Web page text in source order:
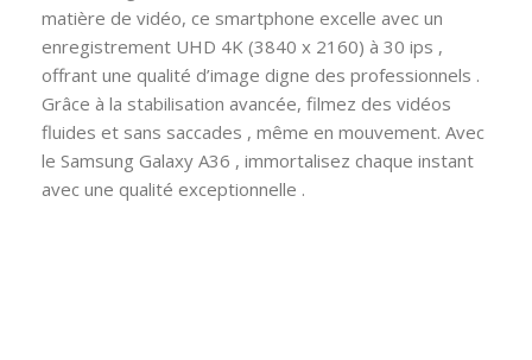
matière de vidéo, ce smartphone excelle avec un
enregistrement UHD 4K (3840 x 2160) à 30 ips ,
offrant une qualité d’image digne des professionnels .
Grâce à la stabilisation avancée, filmez des vidéos
fluides et sans saccades , même en mouvement. Avec
le Samsung Galaxy A36 , immortalisez chaque instant
avec une qualité exceptionnelle .